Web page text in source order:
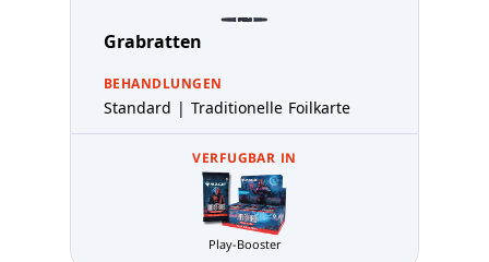
Grabratten
BEHANDLUNGEN
Standard | Traditionelle Foilkarte
VERFUGBAR IN
Play-Booster